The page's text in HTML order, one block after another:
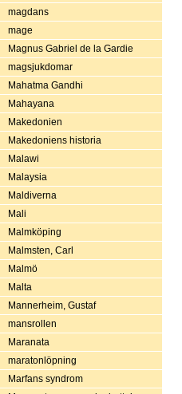
magdans
mage
Magnus Gabriel de la Gardie
magsjukdomar
Mahatma Gandhi
Mahayana
Makedonien
Makedoniens historia
Malawi
Malaysia
Maldiverna
Mali
Malmköping
Malmsten, Carl
Malmö
Malta
Mannerheim, Gustaf
mansrollen
Maranata
maratonlöpning
Marfans syndrom